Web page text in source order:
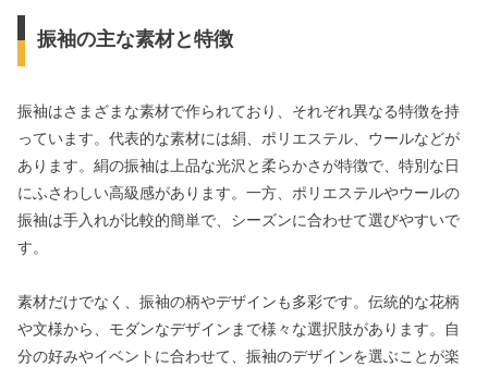
振袖の主な素材と特徴
振袖はさまざまな素材で作られており、それぞれ異なる特徴を持
っています。代表的な素材には絹、ポリエステル、ウールなどが
あります。絹の振袖は上品な光沢と柔らかさが特徴で、特別な日
にふさわしい高級感があります。一方、ポリエステルやウールの
振袖は手入れが比較的簡単で、シーズンに合わせて選びやすいで
す。
素材だけでなく、振袖の柄やデザインも多彩です。伝統的な花柄
や文様から、モダンなデザインまで様々な選択肢があります。自
分の好みやイベントに合わせて、振袖のデザインを選ぶことが楽